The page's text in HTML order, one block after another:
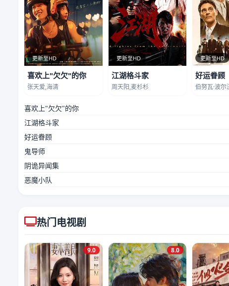
更新至HD
喜欢上"欠欠"的你
张天爱,海清
更新至HD
江湖格斗家
周天阳,麦杉杉
更新至HD
好运眷顾
伯努瓦·波尔
喜欢上"欠欠"的你
江湖格斗家
好运眷顾
鬼导师
阴诡异闻集
恶魔小队
热门电视剧
9.0 8.0